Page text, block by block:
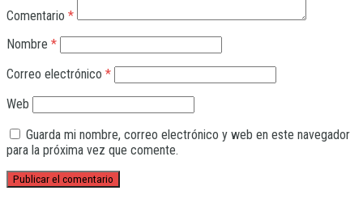
Comentario *
Nombre *
Correo electrónico *
Web
Guarda mi nombre, correo electrónico y web en este navegador
para la próxima vez que comente.